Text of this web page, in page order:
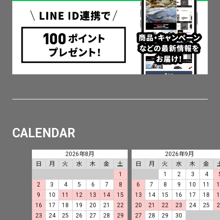
CALENDAR
2026年8月
日
月 火 水 木 金
土
1
2
3 4 5 6 7
8
9
10 11 12 13 14
15
16
17 18 19 20 21
22
23
24 25 26 27 28
29
2026年9月
日
月 火 水 木 金
1
2 3 4
6
7 8 9 10 11
13
14 15 16 17 18
20
21 22 23 24 25
27
28 29 30